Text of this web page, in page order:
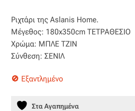
Βελούδο
was:
83,75 €.
τιμή
Ριχτάρι της Aslanis Home.
Μέγεθος: 180x350cm ΤΕΤΡΑΘΕΣΙΟ
Χρώμα: ΜΠΛΕ ΤΖΙΝ
Σύνθεση: ΣΕΝΙΛ
Εξαντλημένο
Στα Αγαπημένα